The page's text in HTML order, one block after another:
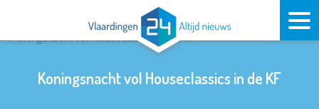
Koningsnacht vol Houseclassics in de KF